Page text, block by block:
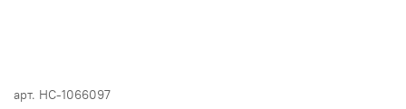
арт. НС-1066097